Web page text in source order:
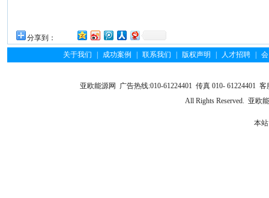
分享到：
关于我们
| 成功案例 | 联系我们 | 版权声明 | 人才招聘 |
亚欧能源网 广告热线:010-61224401 传真 010- 61224401
All Rights Reserved. 亚欧
本